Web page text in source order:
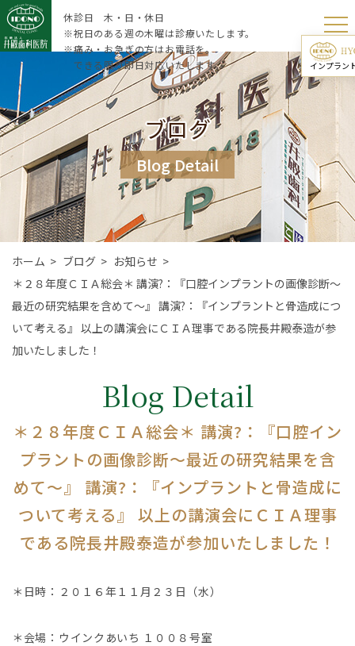
休診日 木・日・休日
※祝日のある週の木曜は診療いたします。
※痛み・お急ぎの方はお電話を。
できる限り即日対応いたします。
インプラン
ブログ
Blog Detail
ホーム > ブログ > お知らせ >
＊２８年度ＣＩＡ総会＊ 講演?：『口腔インプラントの画像診断〜
最近の研究結果を含めて〜』 講演?：『インプラントと骨造成につ
いて考える』 以上の講演会にＣＩＡ理事である院長井殿泰造が参
加いたしました！
Blog Detail
＊２８年度ＣＩＡ総会＊ 講演?：『口腔イン
プラントの画像診断〜最近の研究結果を含
めて〜』 講演?：『インプラントと骨造成に
ついて考える』 以上の講演会にＣＩＡ理事
である院長井殿泰造が参加いたしました！
＊日時：２０１６年１１月２３日（水）
＊会場：ウインクあいち １００８号室